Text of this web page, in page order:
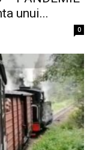
unui...
0